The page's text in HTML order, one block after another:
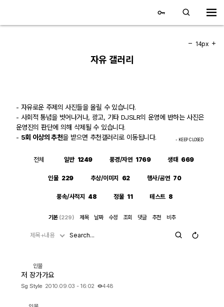
추천 갤러리
오프라인
자유 갤러리
14px
- 자유로운 주제의 사진들을 올릴 수 있습니다.
- 사회적 통념을 벗어나거나, 광고, 기타 DJSLR의 운영에 반하는 사진은
운영진의 판단에 의해 삭제될 수 있습니다.
- 5회 이상의 추천을 받으면 추천갤러리로 이동됩니다. - KEEP CLOSED
전체 일반 1249 풍경/자연 1769 생태 669
인물 229 추상/이미지 62 행사/공연 70
풍속/사적지 48 정물 11 테스트 8
기본 (229) 제목 날짜 수정 조회 댓글 추천 비추
제목+내용
인물
저 장가가요
Sg Style 2010.09.03 - 16:02 448